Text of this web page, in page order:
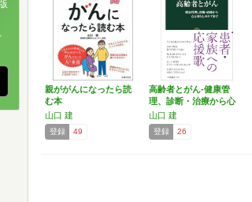
親ががんになったら読
む本
山口 建
登録 49
高齢者とがん-健康管
理、診断・治療から心
と暮…
山口 建
登録 26